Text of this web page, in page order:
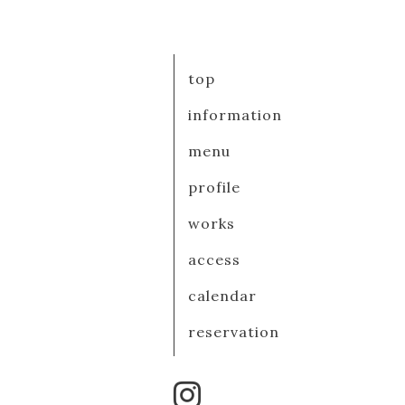
top
information
menu
profile
works
access
calendar
reservation